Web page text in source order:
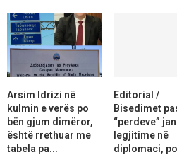
Arsim Idrizi në
kulmin e verës po
bën gjum dimëror,
është rrethuar me
tabela pa...
Editorial /
Bisedimet
“perdeve”
legjitime në
diplomaci,